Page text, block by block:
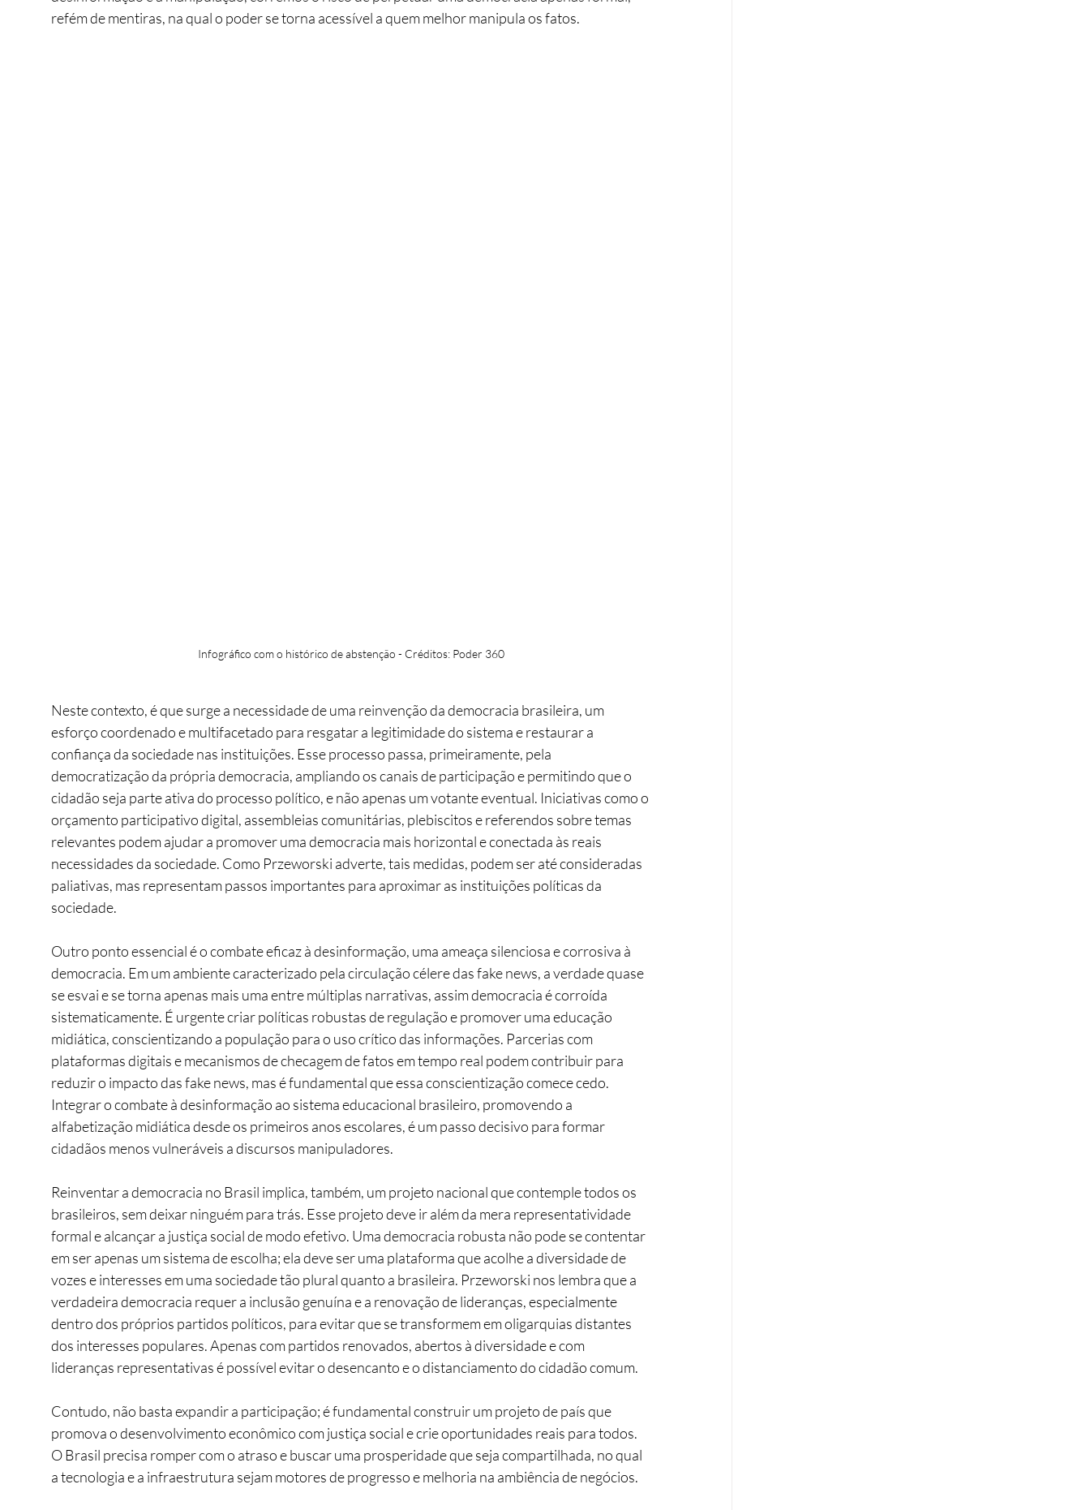
refém de mentiras, na qual o poder se torna acessível a quem melhor manipula os fatos.
Infográfico com o histórico de abstenção - Créditos: Poder 360
Neste contexto, é que surge a necessidade de uma reinvenção da democracia brasileira, um
esforço coordenado e multifacetado para resgatar a legitimidade do sistema e restaurar a
confiança da sociedade nas instituições. Esse processo passa, primeiramente, pela
democratização da própria democracia, ampliando os canais de participação e permitindo que o
cidadão seja parte ativa do processo político, e não apenas um votante eventual. Iniciativas como o
orçamento participativo digital, assembleias comunitárias, plebiscitos e referendos sobre temas
relevantes podem ajudar a promover uma democracia mais horizontal e conectada às reais
necessidades da sociedade. Como Przeworski adverte, tais medidas, podem ser até consideradas
paliativas, mas representam passos importantes para aproximar as instituições políticas da
sociedade.
Outro ponto essencial é o combate eficaz à desinformação, uma ameaça silenciosa e corrosiva à
democracia. Em um ambiente caracterizado pela circulação célere das fake news, a verdade quase
se esvai e se torna apenas mais uma entre múltiplas narrativas, assim democracia é corroída
sistematicamente. É urgente criar políticas robustas de regulação e promover uma educação
midiática, conscientizando a população para o uso crítico das informações. Parcerias com
plataformas digitais e mecanismos de checagem de fatos em tempo real podem contribuir para
reduzir o impacto das fake news, mas é fundamental que essa conscientização comece cedo.
Integrar o combate à desinformação ao sistema educacional brasileiro, promovendo a
alfabetização midiática desde os primeiros anos escolares, é um passo decisivo para formar
cidadãos menos vulneráveis a discursos manipuladores.
Reinventar a democracia no Brasil implica, também, um projeto nacional que contemple todos os
brasileiros, sem deixar ninguém para trás. Esse projeto deve ir além da mera representatividade
formal e alcançar a justiça social de modo efetivo. Uma democracia robusta não pode se contentar
em ser apenas um sistema de escolha; ela deve ser uma plataforma que acolhe a diversidade de
vozes e interesses em uma sociedade tão plural quanto a brasileira. Przeworski nos lembra que a
verdadeira democracia requer a inclusão genuína e a renovação de lideranças, especialmente
dentro dos próprios partidos políticos, para evitar que se transformem em oligarquias distantes
dos interesses populares. Apenas com partidos renovados, abertos à diversidade e com
lideranças representativas é possível evitar o desencanto e o distanciamento do cidadão comum.
Contudo, não basta expandir a participação; é fundamental construir um projeto de país que
promova o desenvolvimento econômico com justiça social e crie oportunidades reais para todos.
O Brasil precisa romper com o atraso e buscar uma prosperidade que seja compartilhada, no qual
a tecnologia e a infraestrutura sejam motores de progresso e melhoria na ambiência de negócios.